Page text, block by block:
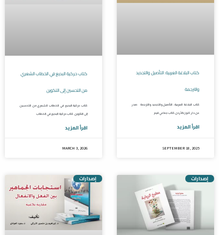
كتاب حركية البديع في الخطاب الشعري
من التحسين إلى التكوين
كتاب حركية البديع في الخطاب الشعري من التحسين
إلى التكوين كتاب حركية البديع في الخطاب
اقرأ المزيد
MARCH 3, 2026
كتاب البلاغة العربية: التأصيل والتجديد
والترجمة
كتاب البلاغة العربية: التأصيل والتجديد والترجمة صدر
عن دار كنوز بالأردن كتاب جماعي قيم
اقرأ المزيد
SEPTEMBER 18, 2025
إصدارات إصدارات